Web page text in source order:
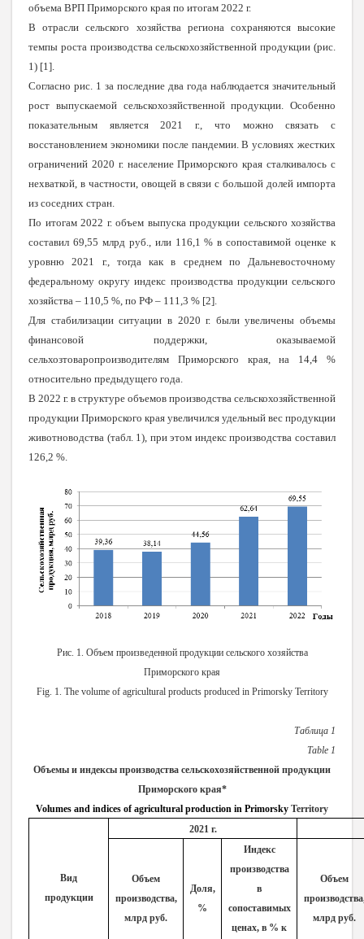
объема ВРП Приморского края по итогам 2022 г.
В отрасли сельского хозяйства региона сохраняются высокие
темпы роста производства сельскохозяйственной продукции (рис.
1) [1].
Согласно рис. 1 за последние два года наблюдается значительный
рост выпускаемой сельскохозяйственной продукции. Особенно
показательным является 2021 г., что можно связать с
восстановлением экономики после пандемии. В условиях жестких
ограничений 2020 г. население Приморского края сталкивалось с
нехваткой, в частности, овощей в связи с большой долей импорта
из соседних стран.
По итогам 2022 г. объем выпуска продукции сельского хозяйства
составил 69,55 млрд руб., или 116,1 % в сопоставимой оценке к
уровню 2021 г., тогда как в среднем по Дальневосточному
федеральному округу индекс производства продукции сельского
хозяйства – 110,5 %, по РФ – 111,3 % [2].
Для стабилизации ситуации в 2020 г. были увеличены объемы
финансовой поддержки, оказываемой
сельхозтоваропроизводителям Приморского края, на 14,4 %
относительно предыдущего года.
В 2022 г. в структуре объемов производства сельскохозяйственной
продукции Приморского края увеличился удельный вес продукции
животноводства (табл. 1), при этом индекс производства составил
126,2 %.
Рис. 1. Объем произведенной продукции сельского хозяйства
Приморского края
Fig. 1. The volume of agricultural products produced in Primorsky Territory
Таблица 1
Table 1
Объемы и индексы производства сельскохозяйственной продукции
Приморского края*
Volumes and indices of agricultural production in Primorsky Territory
Вид
продукции
2021 г.
Объем
производства,
млрд руб.
Доля,
%
Индекс
производства
в
сопоставимых
ценах, в % к
Объем
млрд руб.